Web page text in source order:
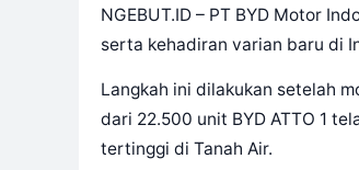
NGEBUT.ID – PT BYD Motor
serta kehadiran varian baru di
Langkah ini dilakukan setelah
dari 22.500 unit BYD ATTO 1
tertinggi di Tanah Air.